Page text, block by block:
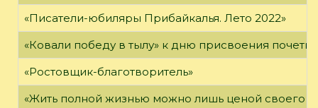
«Писатели-юбиляры Прибайкалья. Лето 2022»
«Ковали победу в тылу» к дню присвоения
«Ростовщик-благотворитель»
«Жить полной жизнью можно лишь ценой своего